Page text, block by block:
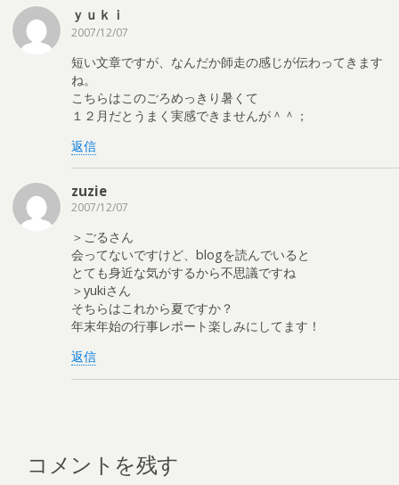
ｙｕｋｉ
2007/12/07
短い文章ですが、なんだか師走の感じが伝わってきます
ね。
こちらはこのごろめっきり暑くて
１２月だとうまく実感できませんが＾＾；
返信
zuzie
2007/12/07
＞ごるさん
会ってないですけど、blogを読んでいると
とても身近な気がするから不思議ですね
＞yukiさん
そちらはこれから夏ですか？
年末年始の行事レポート楽しみにしてます！
返信
コメントを残す